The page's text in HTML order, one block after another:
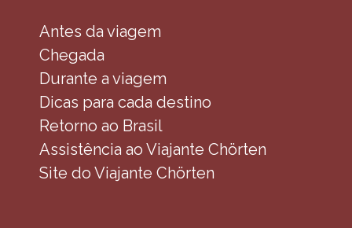
Antes da viagem
Chegada
Durante a viagem
Dicas para cada destino
Retorno ao Brasil
Assistência ao Viajante Chörten
Site do Viajante Chörten